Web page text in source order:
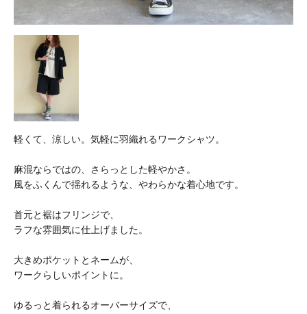
軽くて、涼しい。気軽に羽織れるワークシャツ。
麻混ならではの、さらっとした軽やかさ。
風をふくんで揺れるような、やわらかな着心地です。
首元と裾はフリンジで、
ラフな雰囲気に仕上げました。
大きめポケットとネームが、
ワークらしいポイントに。
ゆるっと着られるオーバーサイズで、